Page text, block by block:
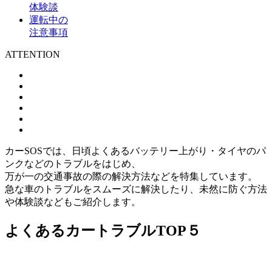
体験談
運転中の
注意事項
ATTENTION
カーSOSでは、日頃よくあるバッテリー上がり・タイヤのパ
ンクなどのトラブルをはじめ、
万が一の交通事故の際の解決方法などを特集しています。
急な車のトラブルをスムーズに解決したり、未然に防ぐ方法
や体験談などもご紹介します。
よくあるカートラブルTOP５